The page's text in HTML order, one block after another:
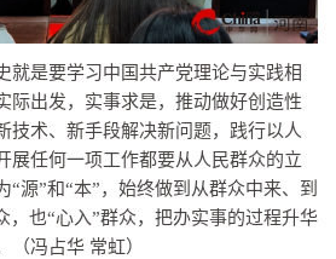
就是要学习中国共产党理论与实践相
际出发，实事求是，推动做好创造性
技术、新手段解决新问题，践行以人
展任何一项工作都要从人民群众的立
“源”和“本”，始终做到从群众中来、到
，也“心入”群众，把办实事的过程升华
（冯占华 常虹）